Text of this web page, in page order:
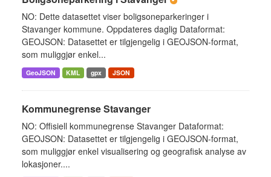
NO: Dette datasettet viser boligsoneparkeringer i
Stavanger kommune. Oppdateres daglig Dataformat:
GEOJSON: Datasettet er tilgjengelig i GEOJSON-format,
som muliggjør enkel...
GeoJSON KML gpx JSON
Kommunegrense Stavanger
NO: Offisiell kommunegrense Stavanger Dataformat:
GEOJSON: Datasettet er tilgjengelig i GEOJSON-format,
som muliggjør enkel visualisering og geografisk analyse av
lokasjoner....